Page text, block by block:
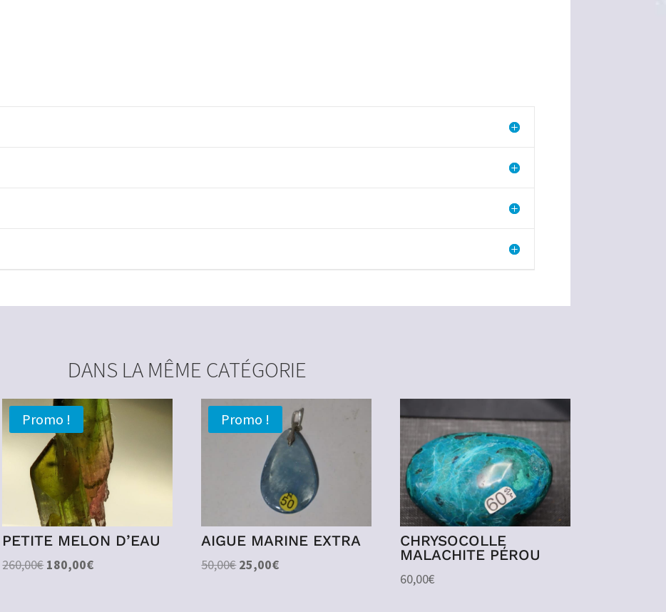
DANS LA MÊME CATÉGORIE
Promo !
PETITE MELON D’EAU
260,00€ Le
180,00€Le
Promo !
AIGUE MARINE EXTRA
50,00€ Le
25,00€Le
CHRYSOCOLLE
MALACHITE PÉROU
60,00€